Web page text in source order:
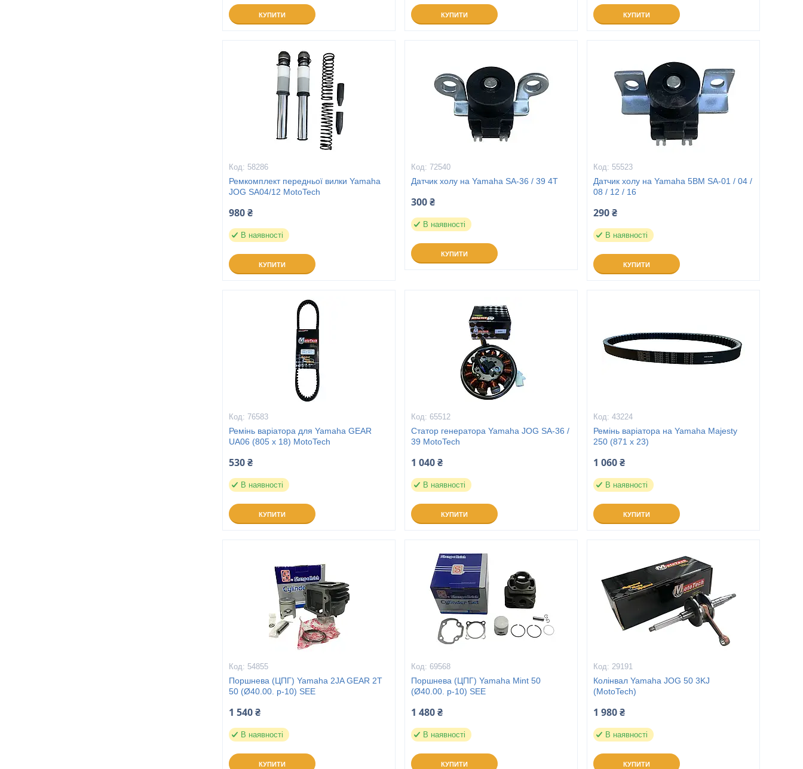
КУПИТИ КУПИТИ КУПИТИ
58286
Ремкомплект передньої вилки Yamaha
JOG SA04/12 MotoTech
980 ₴
В наявності
КУПИТИ
72540
Датчик холу на Yamaha SA-36 / 39 4T
300 ₴
В наявності
КУПИТИ
55523
Датчик холу на Yamaha 5BM SA-01 / 04 /
08 / 12 / 16
290 ₴
В наявності
КУПИТИ
76583
Ремінь варіатора для Yamaha GEAR
UA06 (805 x 18) MotoTech
530 ₴
В наявності
КУПИТИ
65512
Статор генератора Yamaha JOG SA-36 /
39 MotoTech
1 040 ₴
В наявності
КУПИТИ
43224
Ремінь варіатора на Yamaha Majesty
250 (871 x 23)
1 060 ₴
В наявності
КУПИТИ
54855
Поршнева (ЦПГ) Yamaha 2JA GEAR 2Т
50 (Ø40.00. p-10) SEE
1 540 ₴
В наявності
КУПИТИ
69568
Поршнева (ЦПГ) Yamaha Mint 50
(Ø40.00. p-10) SEE
1 480 ₴
В наявності
КУПИТИ
29191
Колінвал Yamaha JOG 50 3KJ
(MotoTech)
1 980 ₴
В наявності
КУПИТИ